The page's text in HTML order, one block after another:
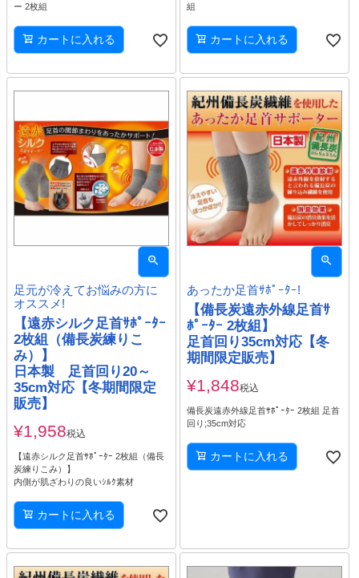
ー 2枚組
カートに入れる
組
カートに入れる
足元が冷えてお悩みの方に
オススメ!
【遠赤シルク足首ｻﾎﾟｰﾀｰ
2枚組（備長炭練りこ
み）】
日本製 足首回り20～
35cm対応【冬期間限定
販売】
¥1,958税込
【遠赤シルク足首ｻﾎﾟｰﾀｰ 2枚組（備長
炭練りこみ）】
内側が肌ざわりの良いｼﾙｸ素材
カートに入れる
あったか足首ｻﾎﾟｰﾀｰ!
【備長炭遠赤外線足首ｻ
ﾎﾟｰﾀｰ 2枚組】
足首回り35cm対応【冬
期間限定販売】
¥1,848税込
備長炭遠赤外線足首ｻﾎﾟｰﾀｰ 2枚組 足首
回り;35cm対応
カートに入れる